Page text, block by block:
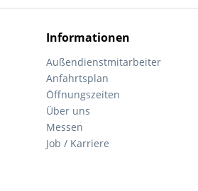
Informationen
Außendienstmitarbeiter
Anfahrtsplan
Öffnungszeiten
Über uns
Messen
Job / Karriere